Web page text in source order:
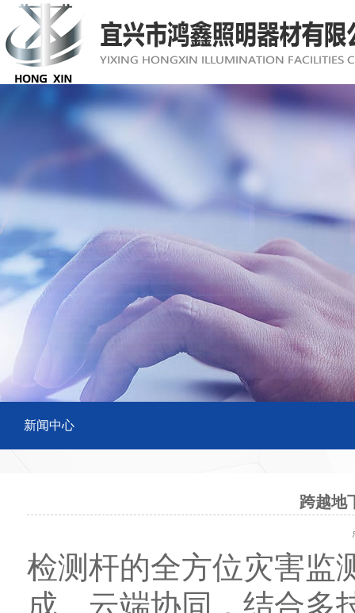
新闻中心
跨越地
检测杆的全方位灾害监
成、云端协同，结合多